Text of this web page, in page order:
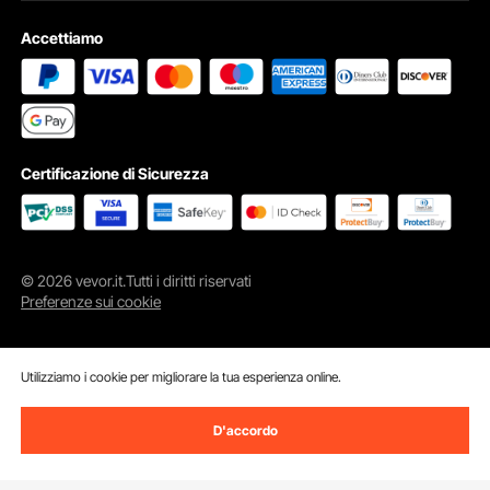
Aggiungi al carrello
Accettiamo
Certificazione di Sicurezza
© 2026 vevor.it.Tutti i diritti riservati
Preferenze sui cookie
Utilizziamo i cookie per migliorare la tua esperienza online.
D'accordo